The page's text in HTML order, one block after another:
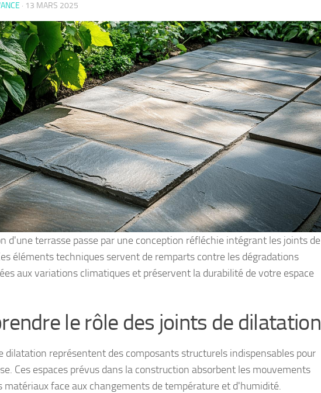
· 13 MARS 2025
d'une terrasse passe par une conception réfléchie intégrant les joints de
éléments techniques servent de remparts contre les dégradations
aux variations climatiques et préservent la durabilité de votre espace
le rôle des joints de dilatation
dilatation représentent des composants structurels indispensables pour
Ces espaces prévus dans la construction absorbent les mouvements
matériaux face aux changements de température et d'humidité.